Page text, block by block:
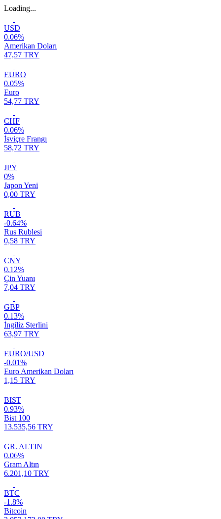
Loading...
USD
0.06%
Amerikan Doları
47,57 TRY
EURO
0.05%
Euro
54,77 TRY
CHF
0.06%
İsviçre Frangı
58,72 TRY
JPY
0%
Japon Yeni
0,00 TRY
RUB
-0.64%
Rus Rublesi
0,58 TRY
CNY
0.12%
Çin Yuanı
7,04 TRY
GBP
0.13%
İngiliz Sterlini
63,97 TRY
EURO/USD
-0.01%
Euro Amerikan Doları
1,15 TRY
BIST
0.93%
Bist 100
13.535,56 TRY
GR. ALTIN
0.06%
Gram Altın
6.201,10 TRY
BTC
-1.8%
Bitcoin